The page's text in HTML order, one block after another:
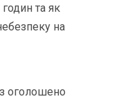
та як
на
оголошено